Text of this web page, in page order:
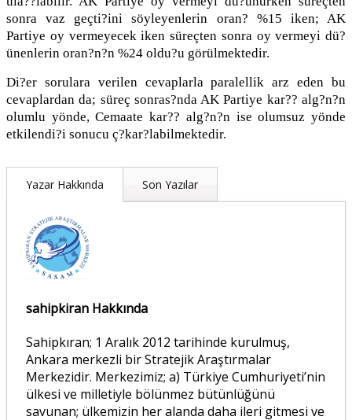
sonra vaz geçti?ini söyleyenlerin oran? %15 iken; AK
Partiye oy vermeyecek iken süreçten sonra oy vermeyi dü?
ünenlerin oran?n?n %24 oldu?u görülmektedir.
Di?er sorulara verilen cevaplarla paralellik arz eden bu
cevaplardan da; süreç sonras?nda AK Partiye kar?? alg?n?n
olumlu yönde, Cemaate kar?? alg?n?n ise olumsuz yönde
etkilendi?i sonucu ç?kar?labilmektedir.
Yazar Hakkında Son Yazılar
sahipkiran Hakkında
Sahipkıran; 1 Aralık 2012 tarihinde kurulmuş,
Ankara merkezli bir Stratejik Araştırmalar
Merkezidir. Merkezimiz; a) Türkiye Cumhuriyeti’nin
ülkesi ve milletiyle bölünmez bütünlüğünü
savunan; ülkemizin her alanda daha ileri gitmesi ve